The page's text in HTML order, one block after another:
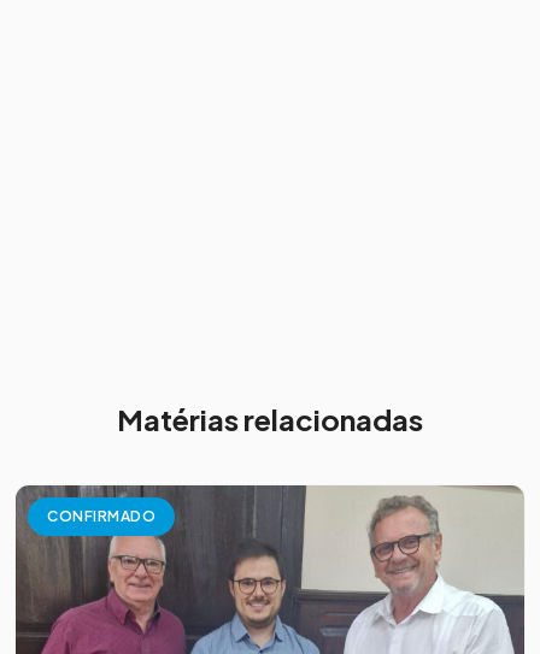
Matérias relacionadas
CONFIRMADO